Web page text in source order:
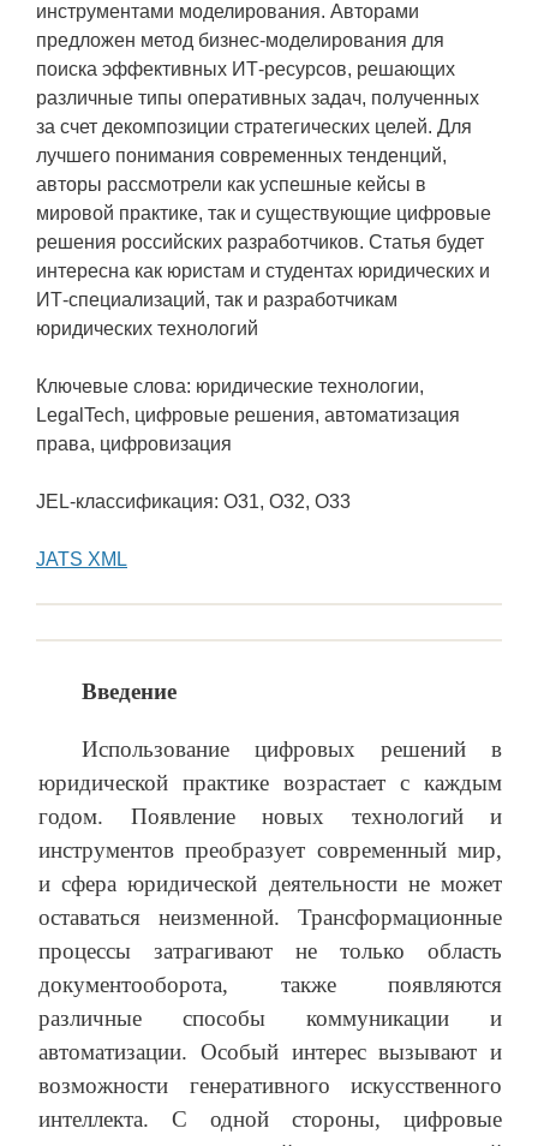
инструментами моделирования. Авторами
предложен метод бизнес-моделирования для
поиска эффективных ИТ-ресурсов, решающих
различные типы оперативных задач, полученных
за счет декомпозиции стратегических целей. Для
лучшего понимания современных тенденций,
авторы рассмотрели как успешные кейсы в
мировой практике, так и существующие цифровые
решения российских разработчиков. Статья будет
интересна как юристам и студентах юридических и
ИТ-специализаций, так и разработчикам
юридических технологий
Ключевые слова: юридические технологии,
LegalTech, цифровые решения, автоматизация
права, цифровизация
JEL-классификация: O31, O32, O33
JATS XML
Введение
Использование цифровых решений в
юридической практике возрастает с каждым
годом. Появление новых технологий и
инструментов преобразует современный мир,
и сфера юридической деятельности не может
оставаться неизменной. Трансформационные
процессы затрагивают не только область
документооборота, также появляются
различные способы коммуникации и
автоматизации. Особый интерес вызывают и
возможности генеративного искусственного
интеллекта. С одной стороны, цифровые